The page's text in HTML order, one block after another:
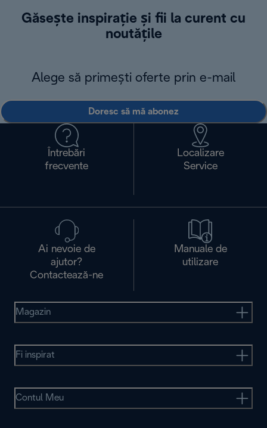
Găsește inspirație și fii la curent cu
noutățile
Alege să primești oferte prin e-mail
Doresc să mă abonez
Întrebări
frecvente
Localizare
Service
Ai nevoie de
ajutor?
Contactează-ne
Manuale de
utilizare
Magazin
Fi inspirat
Contul Meu